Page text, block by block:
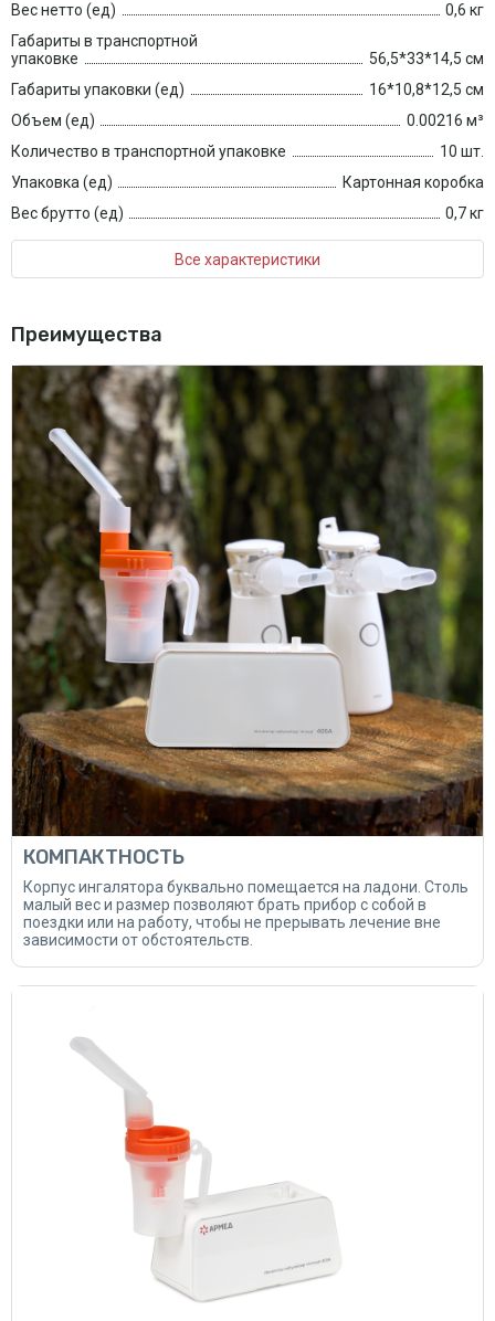
Вес нетто (ед)
0,6 кг
Габариты в транспортной
упаковке
56,5*33*14,5 см
Габариты упаковки (ед)
16*10,8*12,5 см
Объем (ед)
0.00216 м³
Количество в транспортной упаковке
10 шт.
Упаковка (ед)
Картонная коробка
Вес брутто (ед)
0,7 кг
Все характеристики
Преимущества
КОМПАКТНОСТЬ
Корпус ингалятора буквально помещается на ладони. Столь
малый вес и размер позволяют брать прибор с собой в
поездки или на работу, чтобы не прерывать лечение вне
зависимости от обстоятельств.